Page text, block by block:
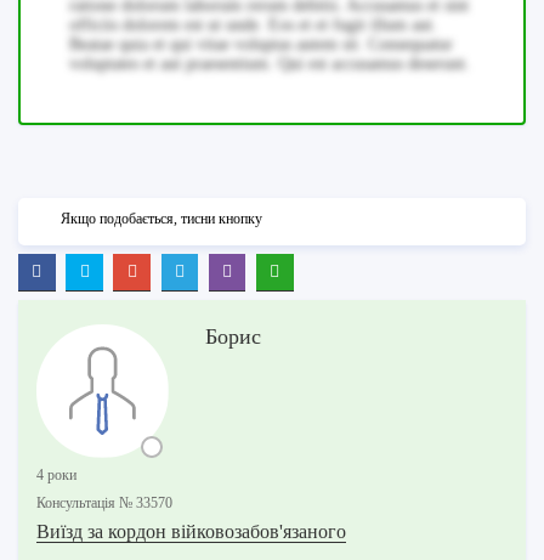
ratione dolorum laborum rerum debitis. Accusamus et sint
officiis dolorem est ut unde. Eos et et fugit illum aut.
Beatae quia et qui vitae voluptas autem sit. Consequatur
voluptates et aut praesentium. Qui est accusamus deserunt.
Якщо подобається, тисни кнопку
Борис
4 роки
Консультацiя № 33570
Виїзд за кордон війковозабов'язаного